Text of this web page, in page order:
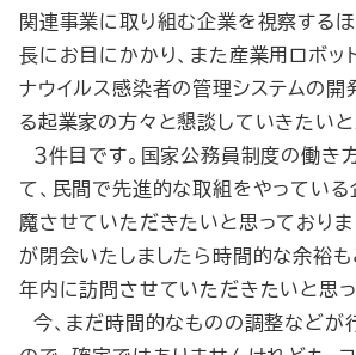
関連事業に取り組む企業を視察する
長にお目にかかり、また産業用ロボッ
ナウイルス感染者の管理システムの開
る起業家の方々と懇談していきたいと
３件目です。国家公務員制度の働き
て、民間で先進的な取組をやってい
魔させていただきたいと思っておりま
が閉会いたしましたら時間的な余裕も
年内に訪問させていただきたいと思っ
今、まだ時間的なものの調整などが